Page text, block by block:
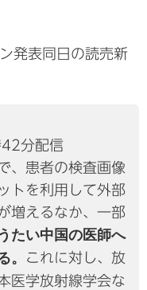
発表同日の読売新
分配信
、患者の検査画像
トを利用して外部
増えるなか、一部
たい中国の医師へ
。
これに対し、放
医学放射線学会な